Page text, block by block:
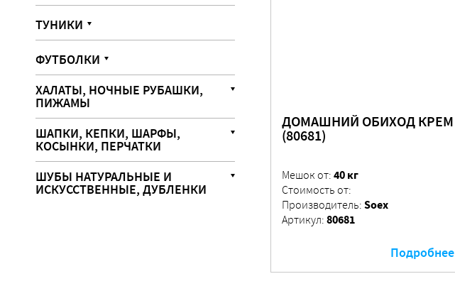
ТУНИКИ
ФУТБОЛКИ
ХАЛАТЫ, НОЧНЫЕ РУБАШКИ,
ПИЖАМЫ
ШАПКИ, КЕПКИ, ШАРФЫ,
КОСЫНКИ, ПЕРЧАТКИ
ШУБЫ НАТУРАЛЬНЫЕ И
ИСКУССТВЕННЫЕ, ДУБЛЕНКИ
ДОМАШНИЙ ОБИХОД КРЕМ
(80681)
Мешок от: 40 кг
Стоимость от:
Производитель: Soex
Артикул: 80681
Подробнее